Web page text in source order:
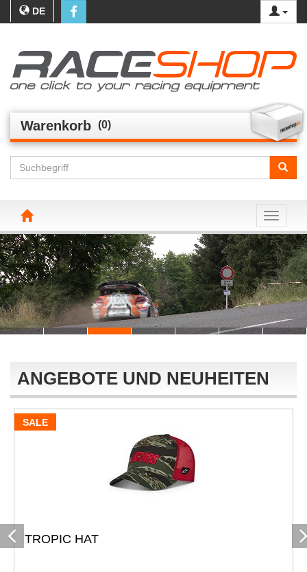
DE
Warenkorb (0)
Toggle
ANGEBOTE UND NEUHEITEN
TROPIC HAT
SALE